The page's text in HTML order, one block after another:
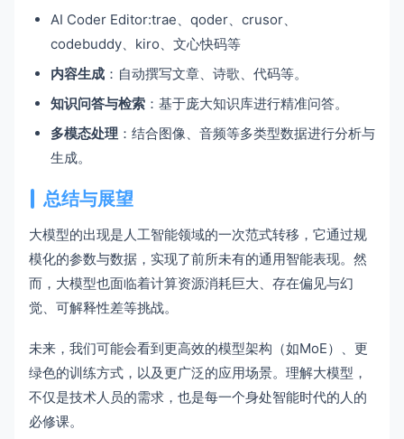
AI Coder Editor:trae、qoder、crusor、
codebuddy、kiro、文心快码等
内容生成 ：自动撰写文章、诗歌、代码等。
知识问答与检索 ：基于庞大知识库进行精准问答。
多模态处理 ：结合图像、音频等多类型数据进行分析与
生成。
总结与展望
大模型的出现是人工智能领域的一次范式转移，它通过规
模化的参数与数据，实现了前所未有的通用智能表现。然
而，大模型也面临着计算资源消耗巨大、存在偏见与幻
觉、可解释性差等挑战。
未来，我们可能会看到更高效的模型架构（如MoE）、更
绿色的训练方式，以及更广泛的应用场景。理解大模型，
不仅是技术人员的需求，也是每一个身处智能时代的人的
必修课。